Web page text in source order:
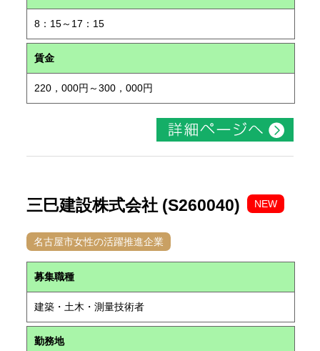
8：15～17：15
賃金
220，000円～300，000円
三巳建設株式会社 (S260040) NEW
名古屋市女性の活躍推進企業
募集職種
建築・土木・測量技術者
勤務地